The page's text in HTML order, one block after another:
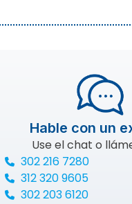
Hable con un
Use el chat o
302 216 7280
312 320 9605
302 203 6120